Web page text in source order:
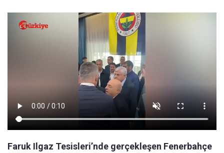
Faruk Ilgaz Tesisleri’nde gerçekleşen Fenerbahçe